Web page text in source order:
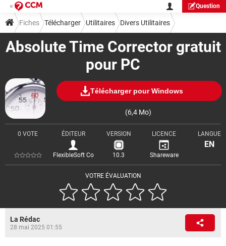
Question
Absolute Time Corrector gratuit
pour PC
Télécharger pour Windows
(6,4 Mo)
VOTRE ÉVALUATION
0 VOTE ÉDITEUR
FlexibleSoft Co
VERSION
10.3
LICENCE
Shareware
LANGUE
EN
Fiches Télécharger Utilitaires Divers Utilitaires
La Rédac
28 mai 2025 01:55